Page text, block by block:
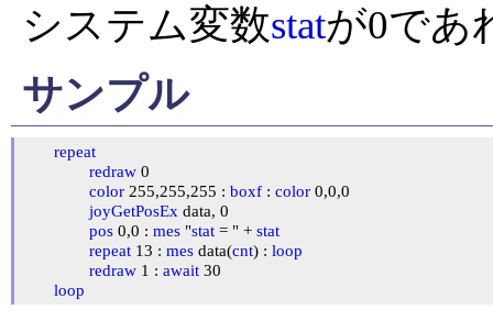
システム変数statが0であ
サンプル
repeat
redraw 0
color 255,255,255 : boxf : color 0,0,0
joyGetPosEx data, 0
pos 0,0 : mes "stat = " + stat
repeat 13 : mes data(cnt) : loop
redraw 1 : await 30
loop